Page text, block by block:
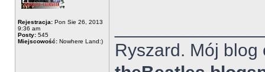
Rejestracja: Pon Sie 26, 2013
9:36 am
Posty: 545
Miejscowość: Nowhere Land:)
Ryszard. Mój